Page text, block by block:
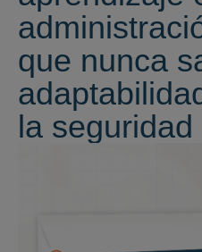
que nunca
la seguridad